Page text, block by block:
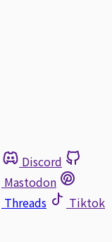
Discord
Mastodon
Threads
Tiktok